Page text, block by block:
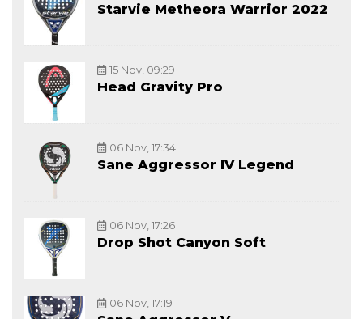
Starvie Metheora Warrior 2022
15 Nov, 09:29
Head Gravity Pro
06 Nov, 17:34
Sane Aggressor IV Legend
06 Nov, 17:26
Drop Shot Canyon Soft
06 Nov, 17:19